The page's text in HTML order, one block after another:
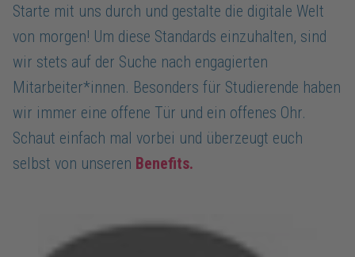
Starte mit uns durch und gestalte die digitale Welt
von morgen! Um diese Standards einzuhalten, sind
wir stets auf der Suche nach engagierten
Mitarbeiter*innen. Besonders für Studierende haben
wir immer eine offene Tür und ein offenes Ohr.
Schaut einfach mal vorbei und überzeugt euch
selbst von unseren Benefits.